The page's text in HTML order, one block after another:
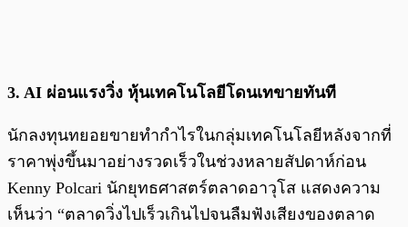
3. AI ผ่อนแรงวิ่ง หุ้นเทคโนโลยีโดนเทขายทันที
นักลงทุนทยอยขายทำกำไรในกลุ่มเทคโนโลยีหลังจากที่
ราคาพุ่งขึ้นมาอย่างรวดเร็วในช่วงหลายสัปดาห์ก่อน
Kenny Polcari นักยุทธศาสตร์ตลาดอาวุโส แสดงความ
เห็นว่า “ตลาดวิ่งไปเร็วเกินไปจนลืมฟังเสียงของตลาด